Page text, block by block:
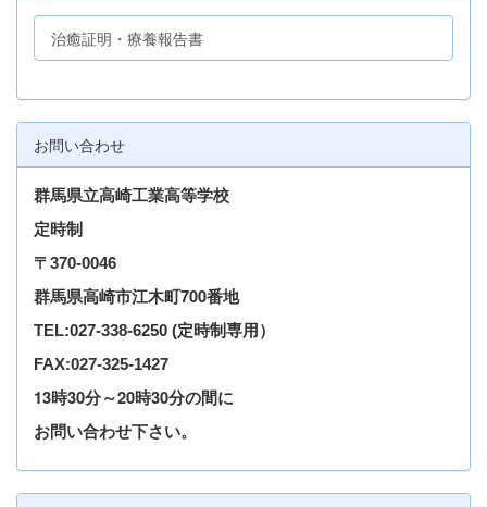
治癒証明・療養報告書
お問い合わせ
群馬県立高崎工業高等学校
定時制
〒370-0046
群馬県高崎市江木町700番地
TEL:027-338-6250 (定時制専用）
FAX:027-325-1427
13時30分～20時30分の間に
お問い合わせ下さい。